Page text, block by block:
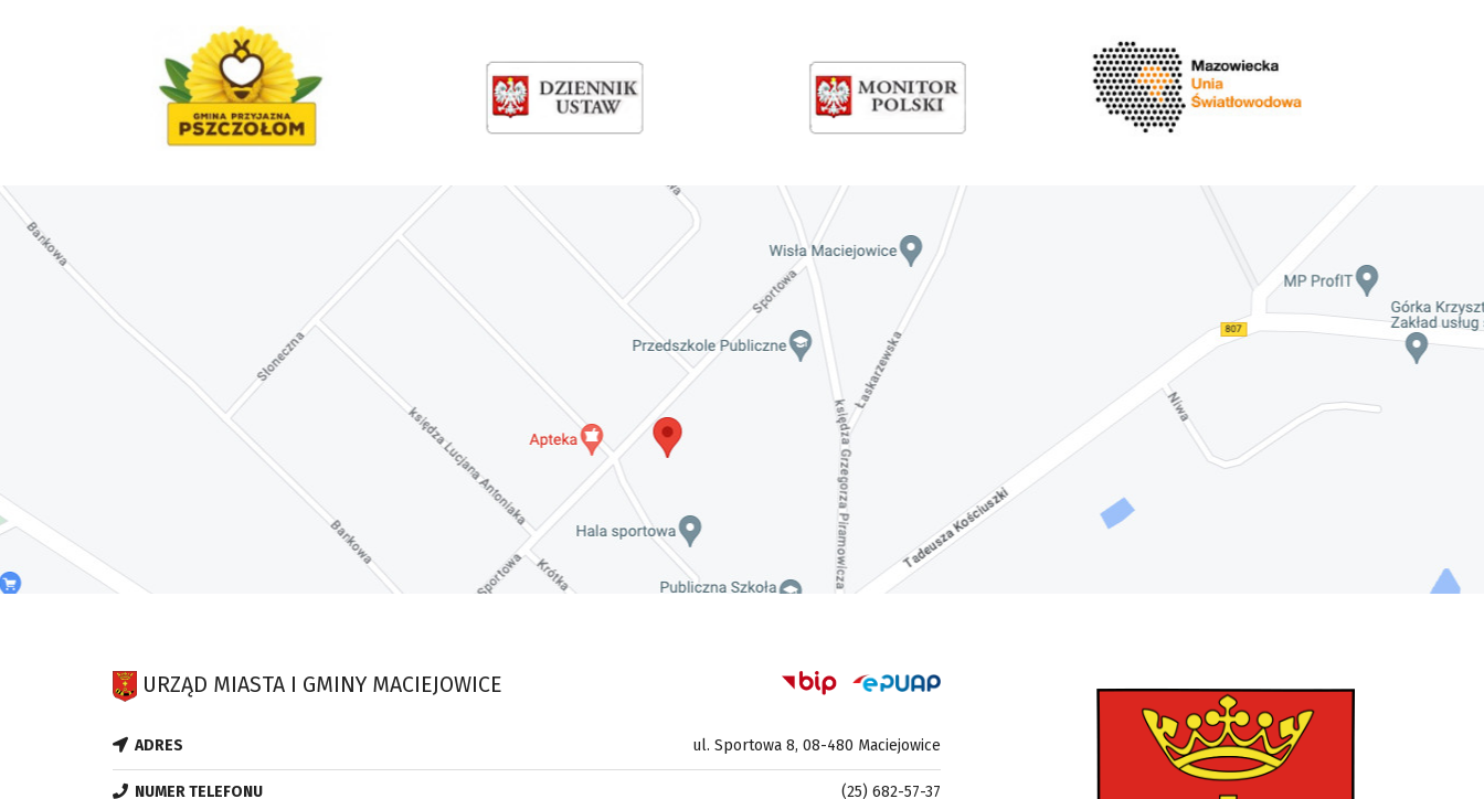
URZĄD MIASTA I GMINY MACIEJOWICE
ADRES ul. Sportowa 8, 08-480 Maciejowice
NUMER TELEFONU (25) 682-57-37